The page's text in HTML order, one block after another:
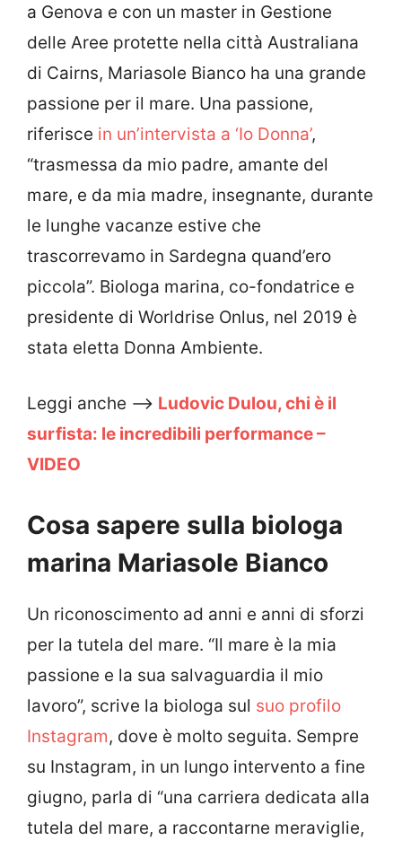
a Genova e con un master in Gestione
delle Aree protette nella città Australiana
di Cairns, Mariasole Bianco ha una grande
passione per il mare. Una passione,
riferisce in un’intervista a ‘Io Donna’,
“trasmessa da mio padre, amante del
mare, e da mia madre, insegnante, durante
le lunghe vacanze estive che
trascorrevamo in Sardegna quand’ero
piccola”. Biologa marina, co-fondatrice e
presidente di Worldrise Onlus, nel 2019 è
stata eletta Donna Ambiente.
Leggi anche –> Ludovic Dulou, chi è il
surfista: le incredibili performance –
VIDEO
Cosa sapere sulla biologa
marina Mariasole Bianco
Un riconoscimento ad anni e anni di sforzi
per la tutela del mare. “Il mare è la mia
passione e la sua salvaguardia il mio
lavoro”, scrive la biologa sul suo profilo
Instagram, dove è molto seguita. Sempre
su Instagram, in un lungo intervento a fine
giugno, parla di “una carriera dedicata alla
tutela del mare, a raccontarne meraviglie,